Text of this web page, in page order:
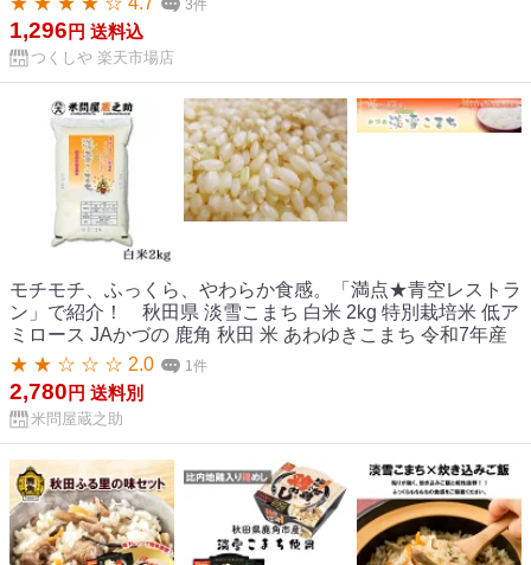
3件
1,296 円 送料込
つくしや 楽天市場店
モチモチ、ふっくら、やわらか食感。「満点★青空レストラ
ン」で紹介！ 秋田県 淡雪こまち 白米 2kg 特別栽培米 低ア
ミロース JAかづの 鹿角 秋田 米 あわゆきこまち 令和7年産
★ ★ ☆ ☆ ☆ 2.0
1件
2,780 円 送料別
米問屋蔵之助